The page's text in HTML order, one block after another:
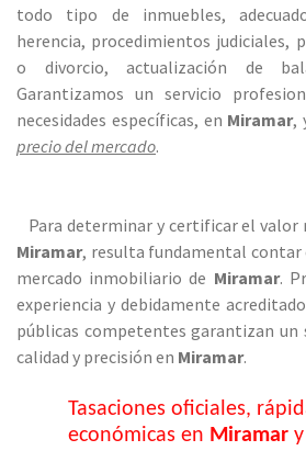
todo tipo de inmuebles,
herencia, procedimientos judiciales,
o divorcio, actualización de
Garantizamos un servicio
necesidades específicas, en Miramar,
precio del mercado.
Para determinar y certificar el valor
Miramar, resulta fundamental contar
mercado inmobiliario de Miramar.
experiencia y debidamente
públicas competentes garantizan un
calidad y precisión en Miramar.
Tasaciones oficiales,
económicas en Miramar